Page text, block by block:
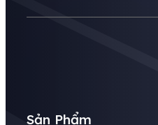
Sản Phẩm